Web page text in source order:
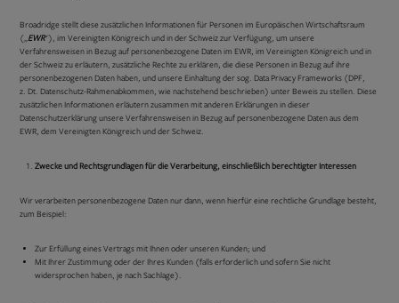
Broadridge stellt diese zusätzlichen Informationen für Personen im Europäischen Wirtschaftsraum
(„EWR“), im Vereinigten Königreich und in der Schweiz zur Verfügung, um unsere
Verfahrensweisen in Bezug auf personenbezogene Daten im EWR, im Vereinigten Königreich und in
der Schweiz zu erläutern, zusätzliche Rechte zu erklären, die diese Personen in Bezug auf ihre
personenbezogenen Daten haben, und unsere Einhaltung der sog. Data Privacy Frameworks (DPF,
z. Dt. Datenschutz-Rahmenabkommen, wie nachstehend beschrieben) unter Beweis zu stellen. Diese
zusätzlichen Informationen erläutern zusammen mit anderen Erklärungen in dieser
Datenschutzerklärung unsere Verfahrensweisen in Bezug auf personenbezogene Daten aus dem
EWR, dem Vereinigten Königreich und der Schweiz.
Zwecke und Rechtsgrundlagen für die Verarbeitung, einschließlich berechtigter Interessen
Wir verarbeiten personenbezogene Daten nur dann, wenn hierfür eine rechtliche Grundlage besteht,
zum Beispiel:
Zur Erfüllung eines Vertrags mit Ihnen oder unseren Kunden; und
Mit Ihrer Zustimmung oder der Ihres Kunden (falls erforderlich und sofern Sie nicht
widersprochen haben, je nach Sachlage).